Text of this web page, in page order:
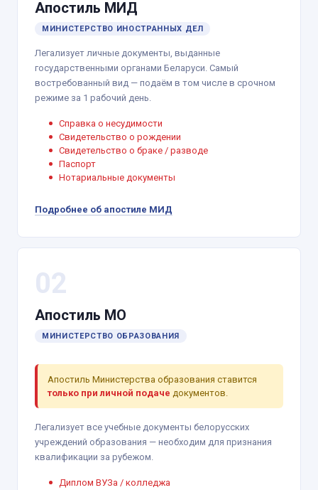
Апостиль МИД
МИНИСТЕРСТВО ИНОСТРАННЫХ ДЕЛ
Легализует личные документы, выданные
государственными органами Беларуси. Самый
востребованный вид — подаём в том числе в срочном
режиме за 1 рабочий день.
Справка о несудимости
Свидетельство о рождении
Свидетельство о браке / разводе
Паспорт
Нотариальные документы
Подробнее об апостиле МИД
02
Апостиль МО
МИНИСТЕРСТВО ОБРАЗОВАНИЯ
Апостиль Министерства образования ставится
только при личной подаче документов.
Легализует все учебные документы белорусских
учреждений образования — необходим для признания
квалификации за рубежом.
Диплом ВУЗа / колледжа